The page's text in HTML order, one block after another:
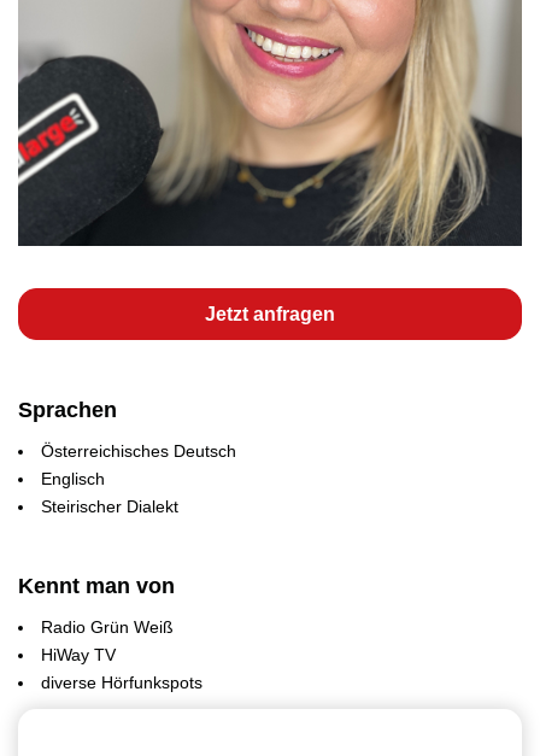
Jetzt anfragen
Sprachen
Österreichisches Deutsch
Englisch
Steirischer Dialekt
Kennt man von
Radio Grün Weiß
HiWay TV
diverse Hörfunkspots